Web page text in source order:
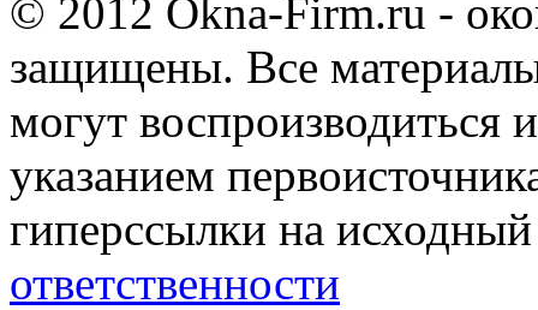
© 2012 Okna-Firm.ru -
защищены. Все
могут воспроизводиться
указанием
гиперссылки на
ответственности